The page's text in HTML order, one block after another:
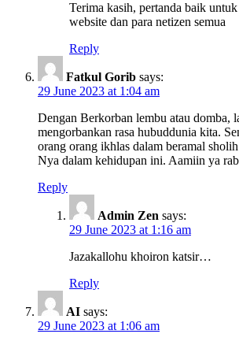
Terima kasih, pertanda baik
website dan para netizen semua
Reply
Fatkul Gorib says:
29 June 2023 at 1:04 am
Dengan Berkorban lembu atau domba,
mengorbankan rasa hubuddunia kita.
orang orang ikhlas dalam beramal
Nya dalam kehidupan ini. Aamiin ya
Reply
Admin Zen says:
29 June 2023 at 1:16 am
Jazakallohu khoiron katsir…
Reply
AI says:
29 June 2023 at 1:06 am